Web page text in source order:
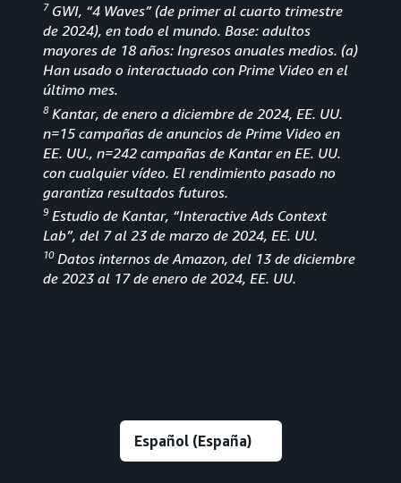
7 GWI, “4 Waves” (de primer al cuarto trimestre
de 2024), en todo el mundo. Base: adultos
mayores de 18 años: Ingresos anuales medios. (a)
Han usado o interactuado con Prime Video en el
último mes.
8Kantar, de enero a diciembre de 2024, EE. UU.
n=15 campañas de anuncios de Prime Video en
EE. UU., n=242 campañas de Kantar en EE. UU.
con cualquier vídeo. El rendimiento pasado no
garantiza resultados futuros.
9 Estudio de Kantar, “Interactive Ads Context
Lab”, del 7 al 23 de marzo de 2024, EE. UU.
10Datos internos de Amazon, del 13 de diciembre
de 2023 al 17 de enero de 2024, EE. UU.